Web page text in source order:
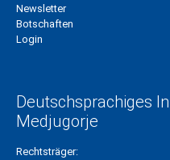
Newsletter
Botschaften
Login
Deutschsprachiges
Medjugorje
Rechtsträger: